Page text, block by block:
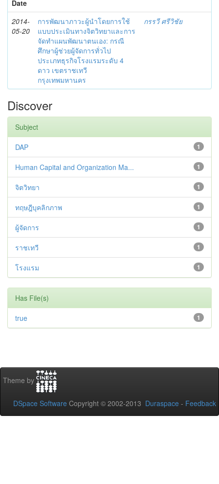
Date
2014-
05-20
การพัฒนาภาวะผู้นำโดยการใช้
แบบประเมินทางจิตวิทยาและการ
จัดทำแผนพัฒนาตนเอง: กรณี
ศึกษาผู้ช่วยผู้จัดการทั่วไป
ประเภทธุรกิจโรงแรมระดับ 4
ดาว เขตราชเทวี
กรุงเทพมหานคร
กรรวี ศรีวิชัย
Discover
Subject
1
DAP
1
Human Capital and Organization Ma...
1
จิตวิทยา
1
ทฤษฎีบุคลิกภาพ
1
ผู้จัดการ
1
ราชเทวี
1
โรงแรม
Has File(s)
1
true
Theme by
DSpace Software Copyright © 2002-2013 Duraspace - Feedback